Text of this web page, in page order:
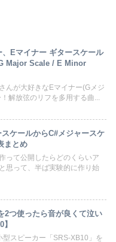
、Eマイナー ギタースケール
んが大好きなEマイナー(Gメジ
解放弦のリフを多用する曲...
スケールからC#メジャースケ
まとめ
って公開したらどのくらいア
思って、半ば実験的に作り始
2つ使ったら音が良くて泣い
型スピーカー「SRS-XB10」を